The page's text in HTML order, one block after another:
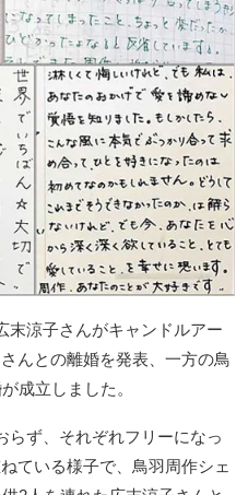
末涼子さんがキャンドルアー
んとの離婚を発表、一方の鳥
成立しました。
らず、それぞれフリーになっ
ている様子で、鳥羽周作シェ